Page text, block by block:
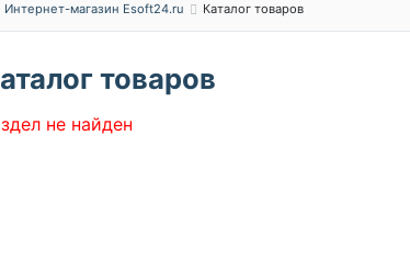
Интернет-магазин Esoft24.ru Каталог товаров
товаров
не найден